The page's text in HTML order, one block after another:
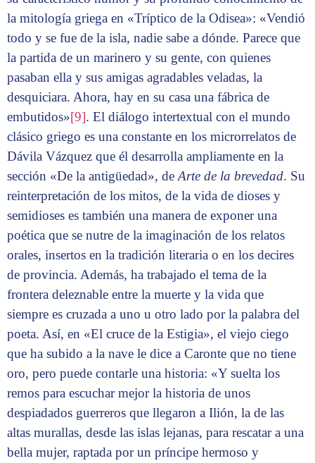
la mitología griega en «Tríptico de la Odisea»: «Vendió
todo y se fue de la isla, nadie sabe a dónde. Parece que
la partida de un marinero y su gente, con quienes
pasaban ella y sus amigas agradables veladas, la
desquiciara. Ahora, hay en su casa una fábrica de
embutidos»[9]. El diálogo intertextual con el mundo
clásico griego es una constante en los microrrelatos de
Dávila Vázquez que él desarrolla ampliamente en la
sección «De la antigüedad», deArte de la brevedad. Su
reinterpretación de los mitos, de la vida de dioses y
semidioses es también una manera de exponer una
poética que se nutre de la imaginación de los relatos
orales, insertos en la tradición literaria o en los decires
de provincia. Además, ha trabajado el tema de la
frontera deleznable entre la muerte y la vida que
siempre es cruzada a uno u otro lado por la palabra del
poeta. Así, en «El cruce de la Estigia», el viejo ciego
que ha subido a la nave le dice a Caronte que no tiene
oro, pero puede contarle una historia: «Y suelta los
remos para escuchar mejor la historia de unos
despiadados guerreros que llegaron a Ilión, la de las
altas murallas, desde las islas lejanas, para rescatar a una
bella mujer, raptada por un príncipe hermoso y